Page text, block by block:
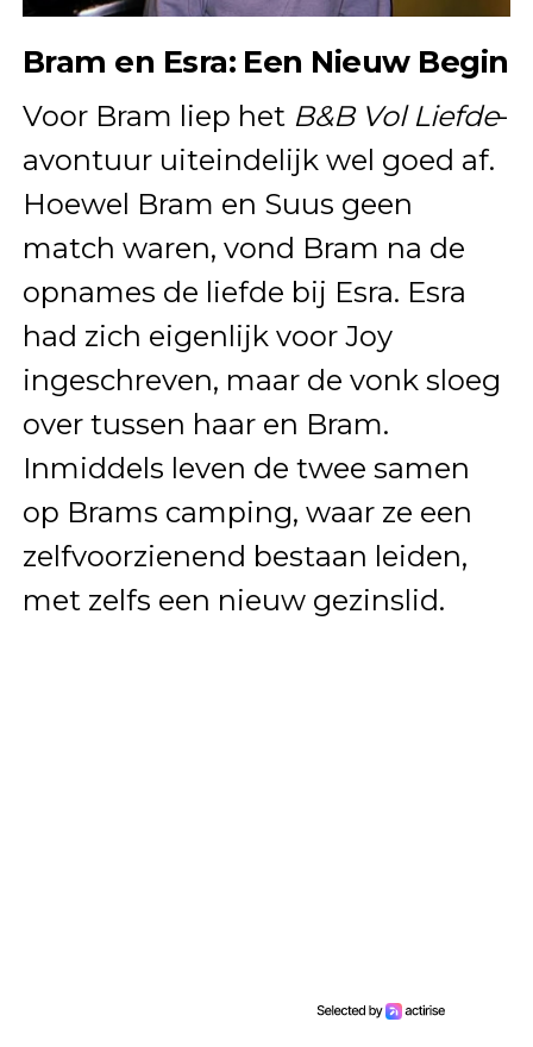
Bram en Esra: Een Nieuw Begin
Voor Bram liep het B&B Vol Liefde-
avontuur uiteindelijk wel goed af.
Hoewel Bram en Suus geen
match waren, vond Bram na de
opnames de liefde bij Esra. Esra
had zich eigenlijk voor Joy
ingeschreven, maar de vonk sloeg
over tussen haar en Bram.
Inmiddels leven de twee samen
op Brams camping, waar ze een
zelfvoorzienend bestaan leiden,
met zelfs een nieuw gezinslid.